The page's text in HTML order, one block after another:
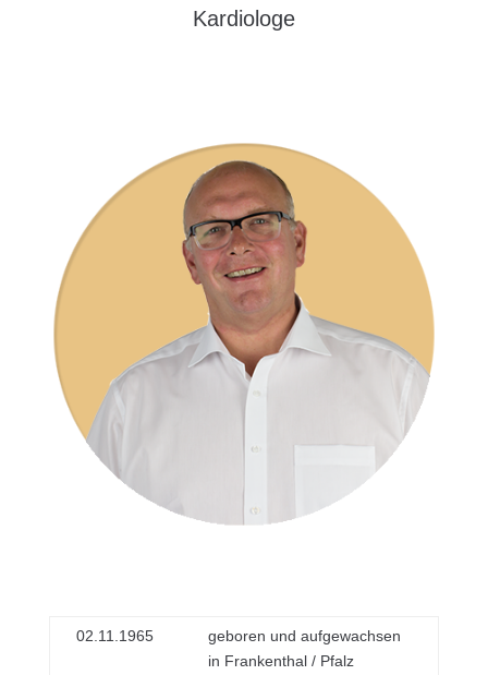
Kardiologe
02.11.1965
geboren und aufgewachsen
in Frankenthal / Pfalz